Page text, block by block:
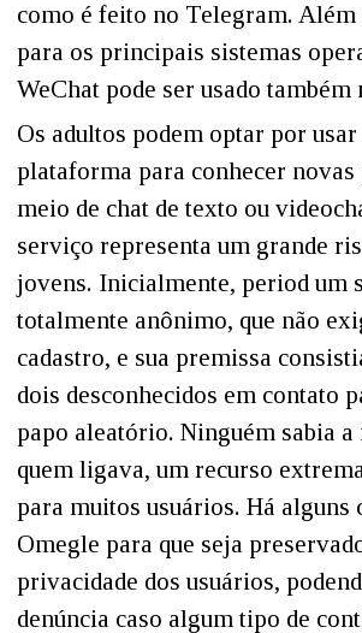
como é feito no Telegram.
para os principais sistemas
WeChat pode ser usado também
Os adultos podem optar por usar
plataforma para conhecer novas
meio de chat de texto ou
serviço representa um grande
jovens. Inicialmente, period um
totalmente anônimo, que não
cadastro, e sua premissa
dois desconhecidos em contato
papo aleatório. Ninguém sabia a
quem ligava, um recurso
para muitos usuários. Há alguns
Omegle para que seja
privacidade dos usuários,
denúncia caso algum tipo de